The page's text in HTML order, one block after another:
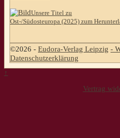
Unsere Titel zu
Ost-/Südosteuropa (2025) zum
©2026 - Eudora-Verlag Leipzig -
Datenschutzerklärung
↑
Vertrag